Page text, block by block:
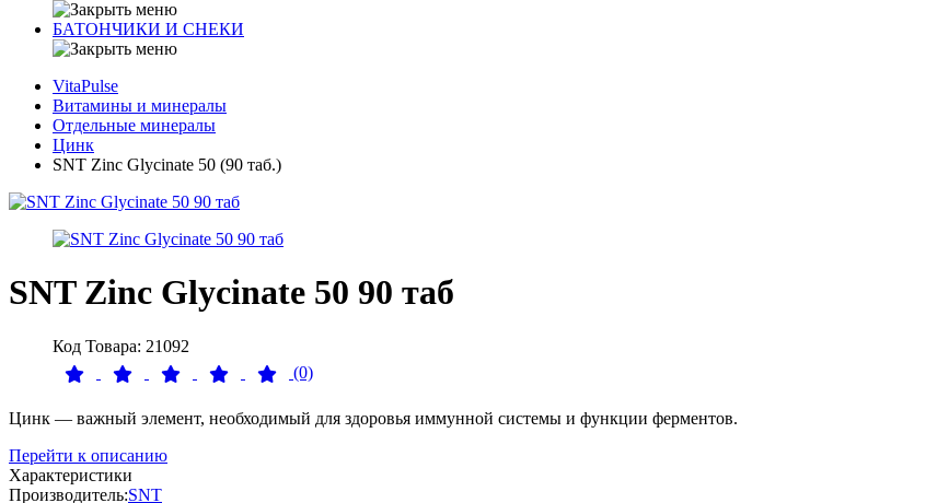
БАТОНЧИКИ И СНЕКИ
VitaPulse
Витамины и минералы
Отдельные минералы
Цинк
SNT Zinc Glycinate 50 (90 таб.)
SNT Zinc Glycinate 50 90 таб
Код Товара: 21092
(0)
Цинк — важный элемент, необходимый для здоровья иммунной системы и функции ферментов.
Перейти к описанию
Характеристики
Производитель:SNT